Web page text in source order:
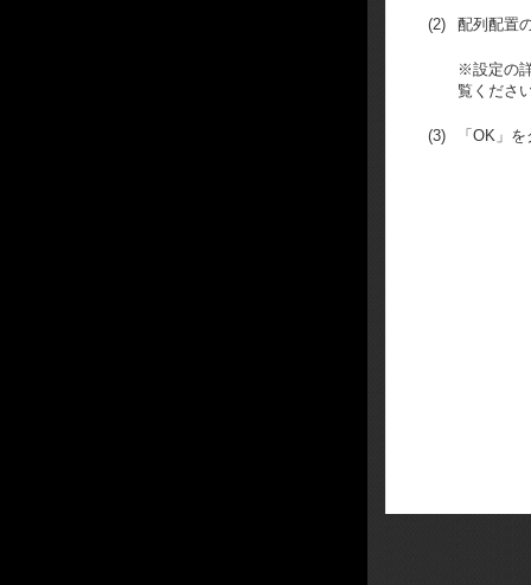
(2) 配列配置
※設定の
覧くださ
(3) 「OK」